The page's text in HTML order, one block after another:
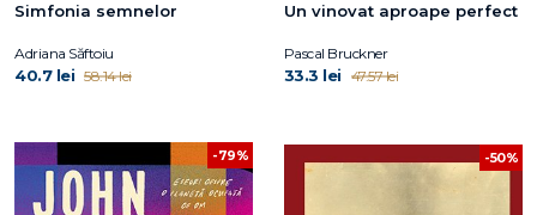
Simfonia semnelor
Adriana Săftoiu
40.7 lei 58.14 lei
Un vinovat aproape perfect
Pascal Bruckner
33.3 lei 47.57 lei
-79% -50%